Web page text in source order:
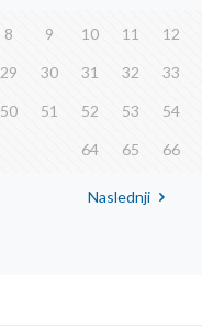
8 9 10 11 12
29 30 31 32 33
50 51 52 53 54
64 65 66
Naslednji